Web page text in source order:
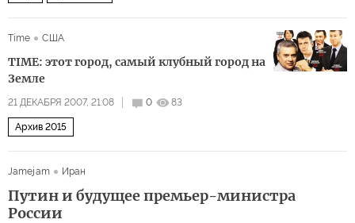
Time США
TIME: этот город, самый клубный город на
Земле
21 ДЕКАБРЯ 2007, 21:08 0 83
Архив 2015
Jamejam Иран
Путин и будущее премьер-министра
России